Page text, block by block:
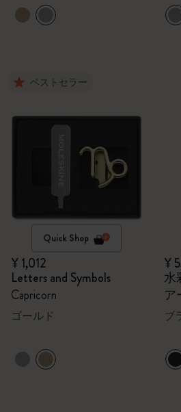
ベストセラー
Quick Shop
¥ 1,012
Letters and Symbols
Capricorn
ゴールド
¥
水
ア
ブ